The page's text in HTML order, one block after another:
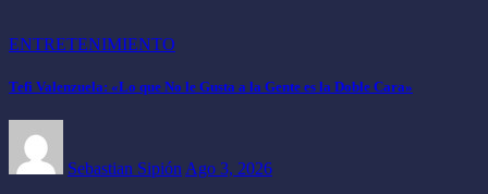
ENTRETENIMIENTO
Tefi Valenzuela: «Lo que No le Gusta a la Gente es la Doble Cara»
Sebastian Sipión Ago 3, 2026